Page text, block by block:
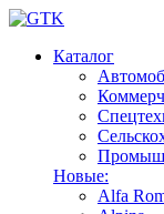
Каталог
Новые:
Alfa